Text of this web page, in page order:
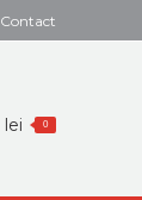
Contact
lei 0